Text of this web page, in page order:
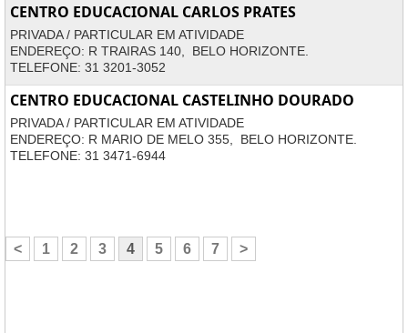
CENTRO EDUCACIONAL CARLOS PRATES
PRIVADA / PARTICULAR EM ATIVIDADE
ENDEREÇO: R TRAIRAS 140, BELO HORIZONTE.
TELEFONE: 31 3201-3052
CENTRO EDUCACIONAL CASTELINHO DOURADO
PRIVADA / PARTICULAR EM ATIVIDADE
ENDEREÇO: R MARIO DE MELO 355, BELO HORIZONTE.
TELEFONE: 31 3471-6944
< 1 2 3 4 5 6 7 >